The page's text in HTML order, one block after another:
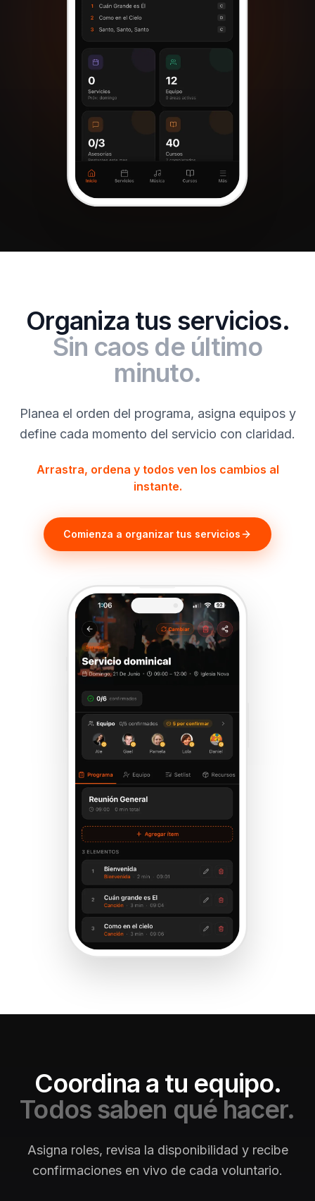
Organiza tus servicios.
Sin caos de último
minuto.
Planea el orden del programa, asigna equipos y
define cada momento del servicio con claridad.
Arrastra, ordena y todos ven los cambios al
instante.
Comienza a organizar tus servicios
Coordina a tu equipo.
Todos saben qué hacer.
Asigna roles, revisa la disponibilidad y recibe
confirmaciones en vivo de cada voluntario.